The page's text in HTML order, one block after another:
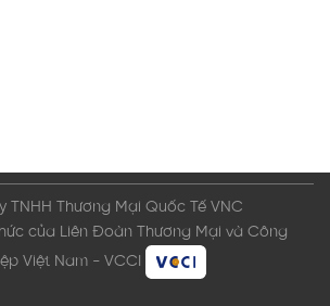
TNHH Thương Mại Quốc Tế VNC
của Liên Đoàn Thương Mại và Công
Việt Nam - VCCI